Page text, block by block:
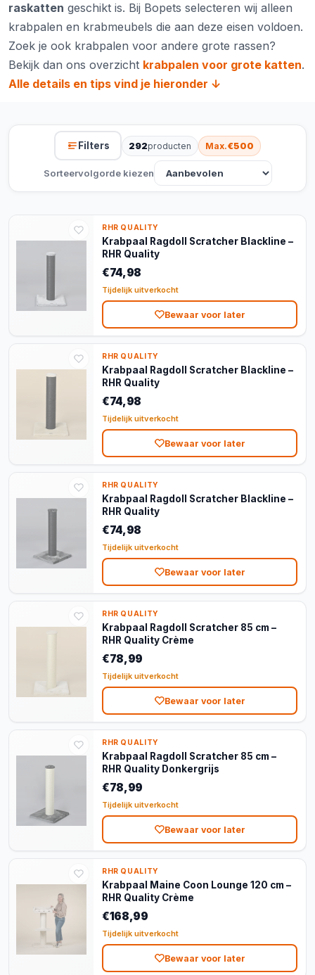
raskatten geschikt is. Bij Bopets selecteren wij alleen
krabpalen en krabmeubels die aan deze eisen voldoen.
Zoek je ook krabpalen voor andere grote rassen?
Bekijk dan ons overzicht krabpalen voor grote katten.
Alle details en tips vind je hieronder ↓
Filters 292producten Max.€500
Sorteervolgorde kiezen
RHR QUALITY
Krabpaal Ragdoll Scratcher Blackline –
RHR Quality
€74,98
Tijdelijk uitverkocht
Bewaar voor later
RHR QUALITY
Krabpaal Ragdoll Scratcher Blackline –
RHR Quality
€74,98
Tijdelijk uitverkocht
Bewaar voor later
RHR QUALITY
Krabpaal Ragdoll Scratcher Blackline –
RHR Quality
€74,98
Tijdelijk uitverkocht
Bewaar voor later
RHR QUALITY
Krabpaal Ragdoll Scratcher 85 cm –
RHR Quality Crème
€78,99
Tijdelijk uitverkocht
Bewaar voor later
RHR QUALITY
Krabpaal Ragdoll Scratcher 85 cm –
RHR Quality Donkergrijs
€78,99
Tijdelijk uitverkocht
Bewaar voor later
RHR QUALITY
Krabpaal Maine Coon Lounge 120 cm –
RHR Quality Crème
€168,99
Tijdelijk uitverkocht
Bewaar voor later